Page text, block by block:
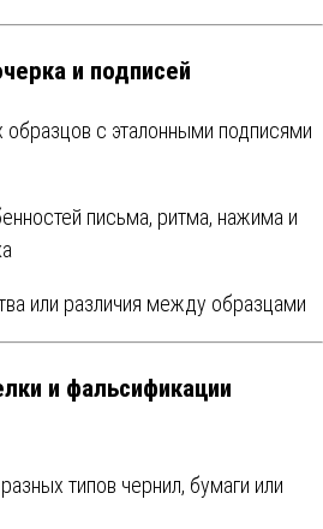
и подписей
с эталонными подписями
письма, ритма, нажима и
или различия между образцами
и фальсификации
типов чернил, бумаги или